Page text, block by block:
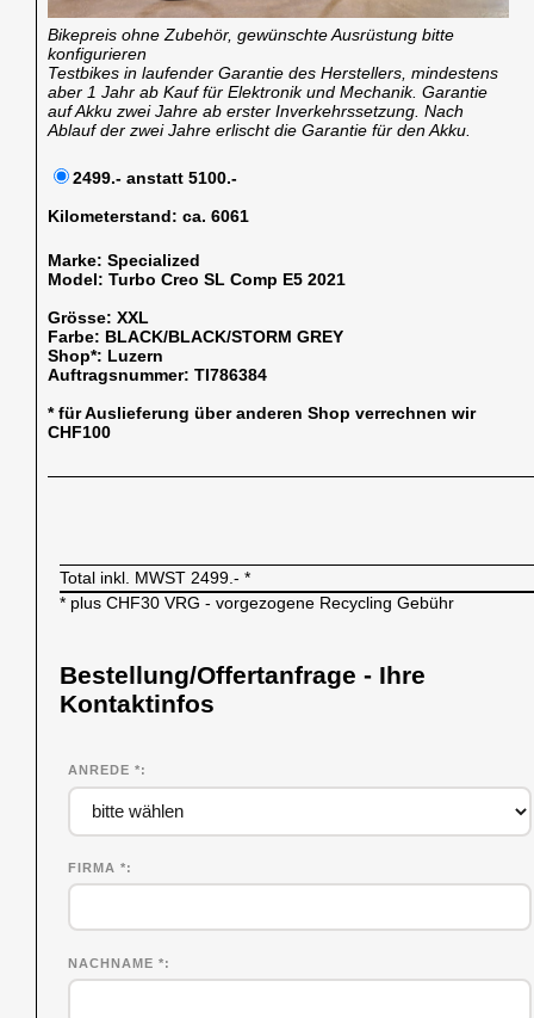
Bikepreis ohne Zubehör, gewünschte Ausrüstung bitte
konfigurieren
Testbikes in laufender Garantie des Herstellers, mindestens
aber 1 Jahr ab Kauf für Elektronik und Mechanik. Garantie
auf Akku zwei Jahre ab erster Inverkehrssetzung. Nach
Ablauf der zwei Jahre erlischt die Garantie für den Akku.
2499.- anstatt 5100.-
Kilometerstand: ca. 6061
Marke:Specialized
Model:Turbo Creo SL Comp E5 2021
Grösse:XXL
Farbe: BLACK/BLACK/STORM GREY
Shop*: Luzern
Auftragsnummer:TI786384
* für Auslieferung über anderen Shop verrechnen wir
CHF100
Total inkl. MWST2499.- *
* plus CHF30 VRG - vorgezogene Recycling Gebühr
Bestellung/Offertanfrage - Ihre
Kontaktinfos
ANREDE *
FIRMA*
NACHNAME*